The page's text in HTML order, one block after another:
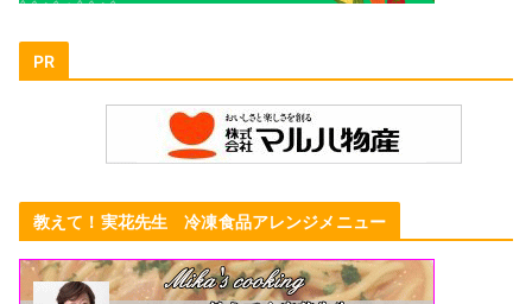
PR
教えて！実花先生 冷凍食品アレンジメニュー